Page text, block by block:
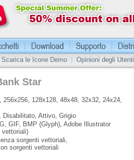
Scarica le Icone Demo Opinioni degli Utenti
Star
256x256, 128x128, 48x48, 32x32, 24x24,
Disabilitato, Attivo, Grigio
GIF, BMP (Glyph), Adobe Illustrator
vettoriali)
sorgenti vettoriali,
sorgenti vettoriali